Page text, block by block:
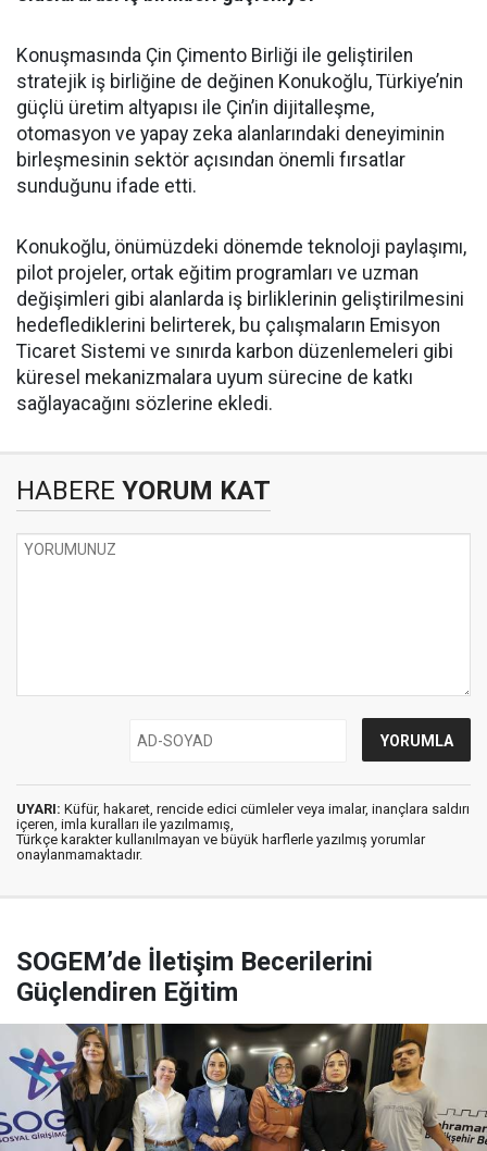
Konuşmasında Çin Çimento Birliği ile geliştirilen
stratejik iş birliğine de değinen Konukoğlu, Türkiye’nin
güçlü üretim altyapısı ile Çin’in dijitalleşme,
otomasyon ve yapay zeka alanlarındaki deneyiminin
birleşmesinin sektör açısından önemli fırsatlar
sunduğunu ifade etti.
Konukoğlu, önümüzdeki dönemde teknoloji paylaşımı,
pilot projeler, ortak eğitim programları ve uzman
değişimleri gibi alanlarda iş birliklerinin geliştirilmesini
hedeflediklerini belirterek, bu çalışmaların Emisyon
Ticaret Sistemi ve sınırda karbon düzenlemeleri gibi
küresel mekanizmalara uyum sürecine de katkı
sağlayacağını sözlerine ekledi.
HABERE YORUM KAT
UYARI: Küfür, hakaret, rencide edici cümleler veya imalar, inançlara saldırı
içeren, imla kuralları ile yazılmamış,
Türkçe karakter kullanılmayan ve büyük harflerle yazılmış yorumlar
onaylanmamaktadır.
SOGEM’de İletişim Becerilerini
Güçlendiren Eğitim